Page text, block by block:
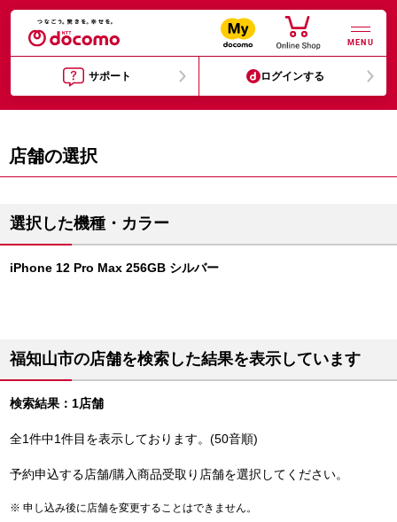
MENU
サポート ログインする
店舗の選択
選択した機種・カラー
iPhone 12 Pro Max 256GB シルバー
福知山市の店舗を検索した結果を表示しています
検索結果：1店舗
全1件中1件目を表示しております。(50音順)
予約申込する店舗/購入商品受取り店舗を選択してください。
申し込み後に店舗を変更することはできません。